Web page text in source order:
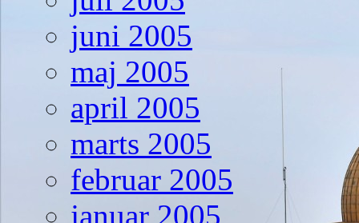
juni 2005
maj 2005
april 2005
marts 2005
februar 2005
januar 2005